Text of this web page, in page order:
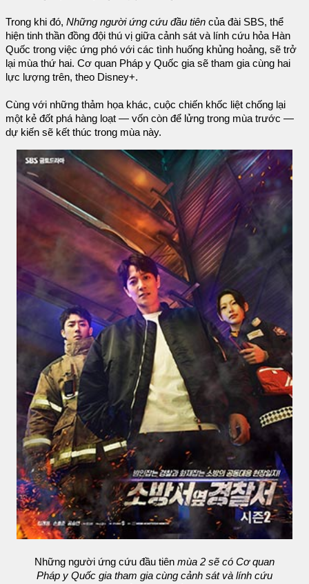
Trong khi đó, Những người ứng cứu đầu tiên của đài SBS, thể
hiện tinh thần đồng đội thú vị giữa cảnh sát và lính cứu hỏa Hàn
Quốc trong việc ứng phó với các tình huống khủng hoảng, sẽ trở
lại mùa thứ hai. Cơ quan Pháp y Quốc gia sẽ tham gia cùng hai
lực lượng trên, theo Disney+.
Cùng với những thảm họa khác, cuộc chiến khốc liệt chống lại
một kẻ đốt phá hàng loạt — vốn còn để lửng trong mùa trước —
dự kiến sẽ kết thúc trong mùa này.
Những người ứng cứu đầu tiên mùa 2 sẽ có Cơ quan
Pháp y Quốc gia tham gia cùng cảnh sát và lính cứu